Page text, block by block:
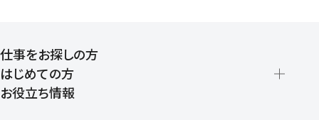
仕事をお探しの方
はじめての方
お役立ち情報